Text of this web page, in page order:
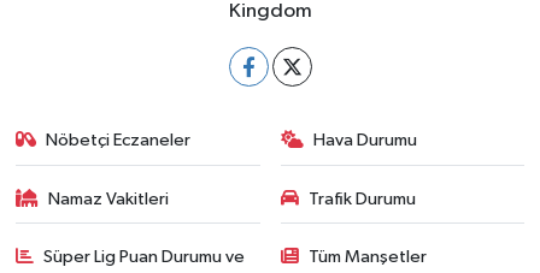
Kingdom
Nöbetçi Eczaneler Hava Durumu
Namaz Vakitleri Trafik Durumu
Süper Lig Puan Durumu ve Tüm Manşetler